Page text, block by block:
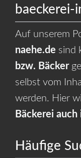
baeckerei-
Auf unserem
naehe.de sind
bzw. Bäcker
selbst vom
werden. Hier
Bäckerei
Häufige